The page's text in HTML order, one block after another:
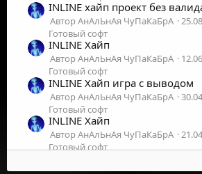
INLINE хайп проект без
Автор АнАлЬнАя ЧуПаКаБрА
Готовый софт
INLINE Хайп
Автор АнАлЬнАя ЧуПаКаБрА
Готовый софт
INLINE Хайп игра с выводом
Автор АнАлЬнАя ЧуПаКаБрА
Готовый софт
INLINE Хайп
Автор АнАлЬнАя ЧуПаКаБрА
Готовый софт